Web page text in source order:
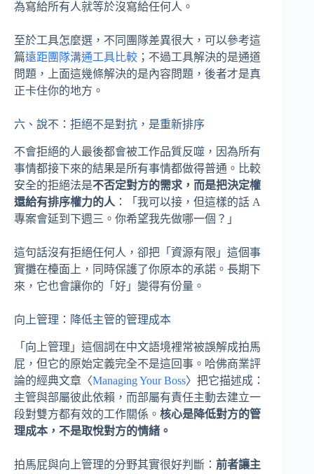
為寫給所有人就等於沒寫給任何人。
至於工具怎麼選，不同團隊差異很大，可以參考這
篇遠距團隊溝通工具比較 ；不過工具解決的是通道
問題，上面這幾條解決的是內容問題，後者才是真
正卡住你的地方。
六、說不：拒絕不是對抗，是重新排序
不會拒絕的人最後都會被工作品質反噬，因為所有
事情都接下來的結果是所有事情都做得普通。比較
安全的拒絕法是不否定對方的需求，而是把決定權
還給有排序權力的人 ：「我可以接，但這樣的話 A
專案會延到下週三。你希望我先做哪一個？」
這句話沒有拒絕任何人，卻把「資源有限」這個事
實攤在檯面上，同時保護了你原本的承諾。長期下
來，它也會讓你的「好」變得有份量。
向上管理：降低主管的管理成本
「向上管理」這個詞在中文語境裡常被誤解成拍馬
屁，但它的原始定義完全不是這回事。哈佛商業評
論的經典文章〈Managing Your Boss〉把它描述成：
主管與部屬彼此依賴，而部屬有責任主動去建立一
段對雙方都有效的工作關係。 核心是降低對方的管
理成本，不是取悅對方的情緒。
拍馬屁與向上管理的分野其實很好判斷： 前者讓主